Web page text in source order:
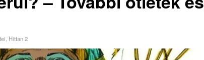
Hittan 2